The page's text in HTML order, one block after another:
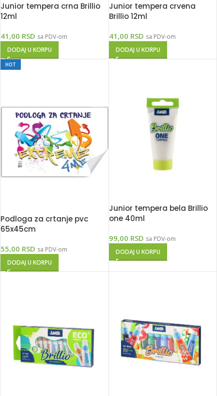
Junior tempera crna Brillio
12ml
41,00 RSD sa PDV-om
DODAJ U KORPU
Junior tempera crvena
Brillio 12ml
41,00 RSD sa PDV-om
DODAJ U KORPU
HOT
Podloga za crtanje pvc
65x45cm
55,00 RSD sa PDV-om
DODAJ U KORPU
Junior tempera bela Brillio
one 40ml
99,00 RSD sa PDV-om
DODAJ U KORPU